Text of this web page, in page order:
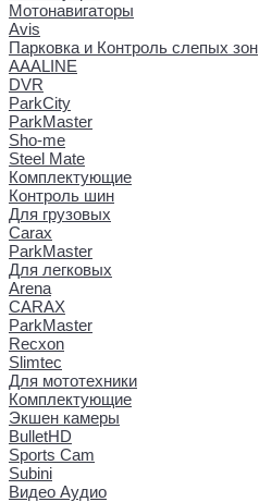
Мотонавигаторы
Avis
Парковка и Контроль слепых зон
AAALINE
DVR
ParkCity
ParkMaster
Sho-me
Steel Mate
Комплектующие
Контроль шин
Для грузовых
Carax
ParkMaster
Для легковых
Arena
CARAX
ParkMaster
Recxon
Slimtec
Для мототехники
Комплектующие
Экшен камеры
BulletHD
Sports Cam
Subini
Видео Аудио